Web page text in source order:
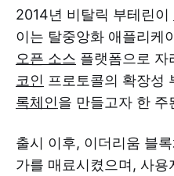
2014년 비탈릭 부테린이
이는 탈중앙화 애플리케
오픈 소스 플랫폼으로 자
코인 프로토콜의 확장성
록체인을 만들고자 한 주
출시 이후, 이더리움 블
가를 매료시켰으며, 사용